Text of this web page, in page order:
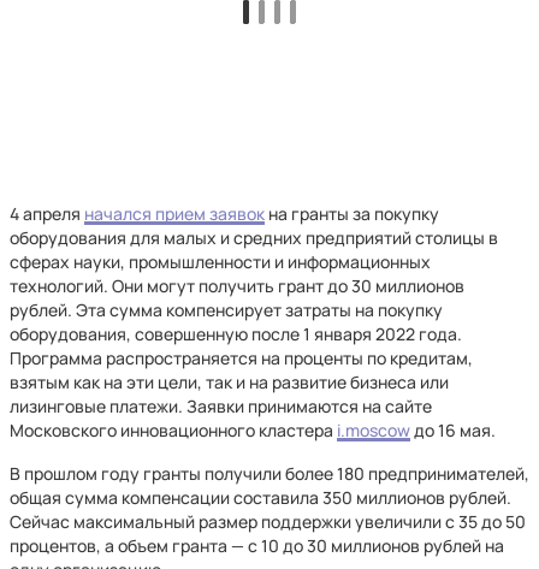
4 апреля начался прием заявок на гранты за покупку
оборудования для малых и средних предприятий столицы в
сферах науки, промышленности и информационных
технологий. Они могут получить грант до 30 миллионов
рублей. Эта сумма компенсирует затраты на покупку
оборудования, совершенную после 1 января 2022 года.
Программа распространяется на проценты по кредитам,
взятым как на эти цели, так и на развитие бизнеса или
лизинговые платежи. Заявки принимаются на сайте
Московского инновационного кластера i.moscowдо 16 мая.
В прошлом году гранты получили более 180 предпринимателей,
общая сумма компенсации составила 350 миллионов рублей.
Сейчас максимальный размер поддержки увеличили с 35 до 50
процентов, а объем гранта — с 10 до 30 миллионов рублей на